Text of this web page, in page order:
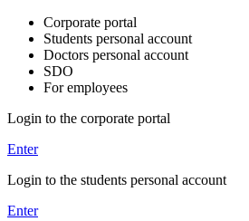
Corporate portal
Students personal account
Doctors personal account
SDO
For employees
Login to the corporate portal
Enter
Login to the students personal account
Enter